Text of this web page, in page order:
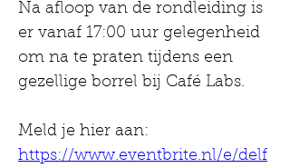
Na afloop van de rondleiding is
er vanaf 17:00 uur gelegenheid
om na te praten tijdens een
gezellige borrel bij Café Labs.
Meld je hier aan:
https://www.eventbrite.nl/e/delf